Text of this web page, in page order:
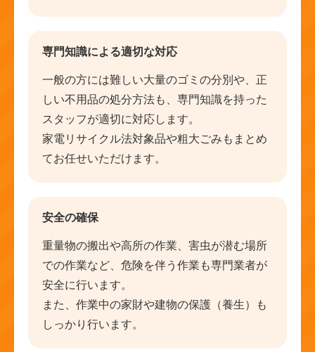
専門知識による適切な対応
一般の方には難しい大量のゴミの分別や、正
しい不用品の処分方法も、専門知識を持った
スタッフが適切に対応します。
家電リサイクル法対象品や粗大ごみもまとめ
てお任せいただけます。
安全の確保
重量物の搬出や高所の作業、害虫が潜む場所
での作業など、危険を伴う作業も専門業者が
安全に行います。
また、作業中の家財や建物の保護（養生）も
しっかり行います。